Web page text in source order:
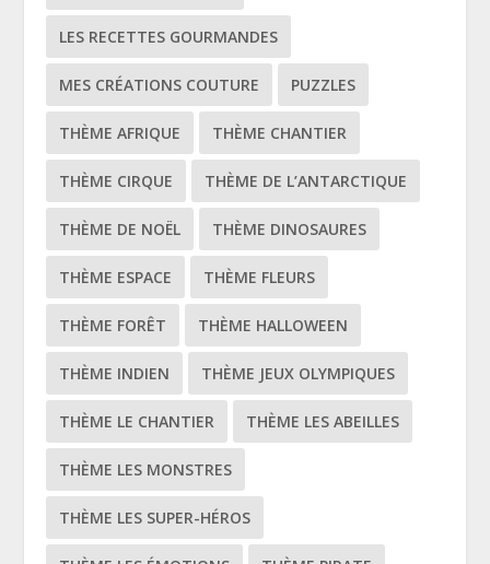
LES RECETTES GOURMANDES
MES CRÉATIONS COUTURE PUZZLES
THÈME AFRIQUE THÈME CHANTIER
THÈME CIRQUE THÈME DE L’ANTARCTIQUE
THÈME DE NOËL THÈME DINOSAURES
THÈME ESPACE THÈME FLEURS
THÈME FORÊT THÈME HALLOWEEN
THÈME INDIEN THÈME JEUX OLYMPIQUES
THÈME LE CHANTIER THÈME LES ABEILLES
THÈME LES MONSTRES
THÈME LES SUPER-HÉROS